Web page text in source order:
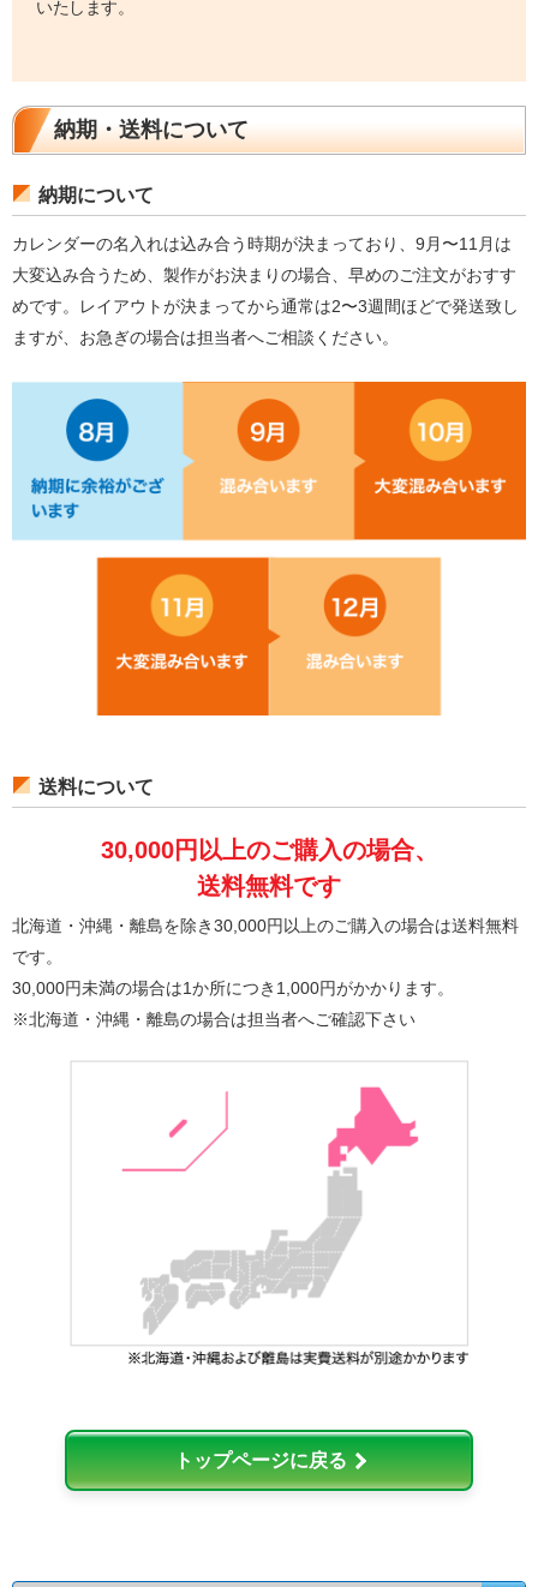
いたします。
納期・送料について
納期について
カレンダーの名入れは込み合う時期が決まっており、9月〜11月は
大変込み合うため、製作がお決まりの場合、早めのご注文がおすす
めです。レイアウトが決まってから通常は2〜3週間ほどで発送致し
ますが、お急ぎの場合は担当者へご相談ください。
送料について
30,000円以上のご購入の場合、
送料無料です
北海道・沖縄・離島を除き30,000円以上のご購入の場合は送料無料
です。
30,000円未満の場合は1か所につき1,000円がかかります。
※北海道・沖縄・離島の場合は担当者へご確認下さい
トップページに戻る